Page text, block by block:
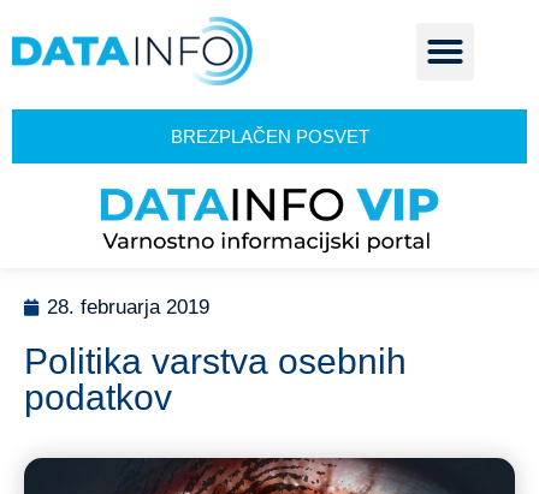
BREZPLAČEN POSVET
28. februarja 2019
Politika varstva osebnih
podatkov